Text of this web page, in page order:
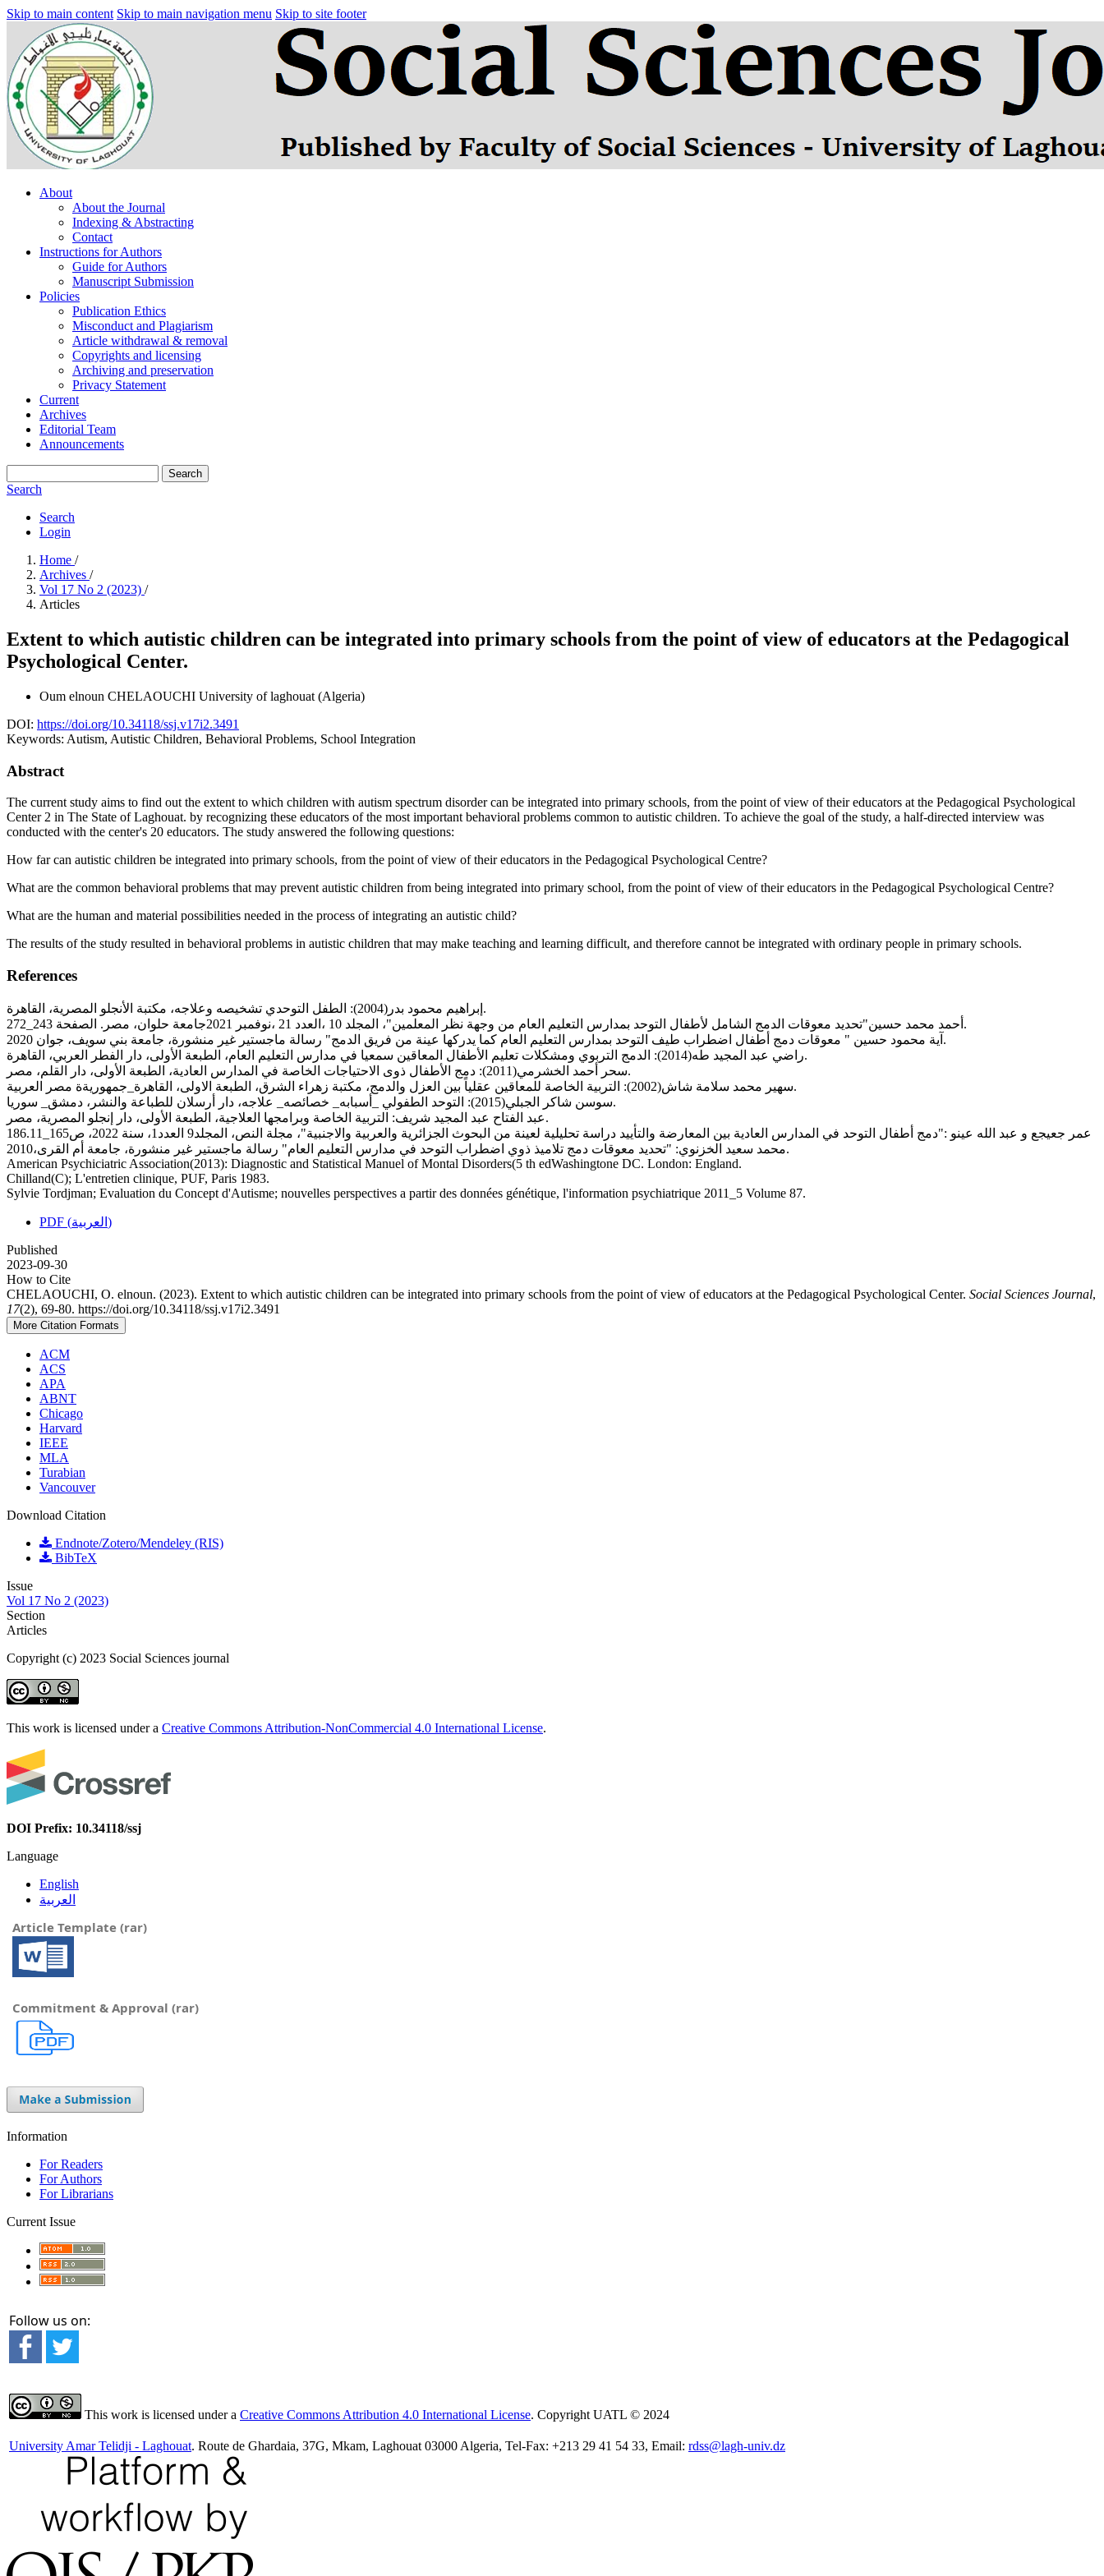
Skip to main content Skip to main navigation menu Skip to site footer
About
About the Journal
Indexing & Abstracting
Contact
Instructions for Authors
Guide for Authors
Manuscript Submission
Policies
Publication Ethics
Misconduct and Plagiarism
Article withdrawal & removal
Copyrights and licensing
Archiving and preservation
Privacy Statement
Current
Archives
Editorial Team
Announcements
Search
Search
Search
Login
Home /
Archives /
Vol 17 No 2 (2023) /
Articles
Extent to which autistic children can be integrated into primary schools from the point of view of educators at the Pedagogical
Psychological Center.
Oum elnoun CHELAOUCHI University of laghouat (Algeria)
DOI: https://doi.org/10.34118/ssj.v17i2.3491
Keywords: Autism, Autistic Children, Behavioral Problems, School Integration
Abstract
The current study aims to find out the extent to which children with autism spectrum disorder can be integrated into primary schools, from the point of view of their educators at the Pedagogical Psychological
Center 2 in The State of Laghouat. by recognizing these educators of the most important behavioral problems common to autistic children. To achieve the goal of the study, a half-directed interview was
conducted with the center's 20 educators. The study answered the following questions:
How far can autistic children be integrated into primary schools, from the point of view of their educators in the Pedagogical Psychological Centre?
What are the common behavioral problems that may prevent autistic children from being integrated into primary school, from the point of view of their educators in the Pedagogical Psychological Centre?
What are the human and material possibilities needed in the process of integrating an autistic child?
The results of the study resulted in behavioral problems in autistic children that may make teaching and learning difficult, and therefore cannot be integrated with ordinary people in primary schools.
References
إبراهيم محمود بدر(2004): الطفل التوحدي تشخيصه وعلاجه، مكتبة الأنجلو المصرية، القاهرة.
أحمد محمد حسين"تحديد معوقات الدمج الشامل لأطفال التوحد بمدارس التعليم العام من وجهة نظر المعلمين"، المجلد 10 ،العدد 21 ،نوفمبر 2021جامعة حلوان، مصر. الصفحة 243_272.
آية محمود حسين " معوقات دمج أطفال اضطراب طيف التوحد بمدارس التعليم العام كما يدركها عينة من فريق الدمج" رسالة ماجستير غير منشورة، جامعة بني سويف، جوان 2020.
راضي عبد المجيد طه(2014): الدمج التربوي ومشكلات تعليم الأطفال المعاقين سمعيا في مدارس التعليم العام، الطبعة الأولى، دار الفطر العربي، القاهرة.
سحر أحمد الخشرمي(2011): دمج الأطفال ذوى الاحتياجات الخاصة في المدارس العادية، الطبعة الأولى، دار القلم، مصر.
سهير محمد سلامة شاش(2002): التربية الخاصة للمعاقين عقلياً بين العزل والدمج، مكتبة زهراء الشرق، الطبعة الاولى، القاهرة_جمهوريةة مصر العربية.
سوسن شاكر الجبلي(2015): التوحد الطفولي _أسبابه_ خصائصه_ علاجه، دار أرسلان للطباعة والنشر، دمشق_ سوريا.
عبد الفتاح عبد المجيد شريف: التربية الخاصة وبرامجها العلاجية، الطبعة الأولى، دار إنجلو المصرية، مصر.
عمر جعيجع و عبد الله عينو :"دمج أطفال التوحد في المدارس العادية بين المعارضة والتأييد دراسة تحليلية لعينة من البحوث الجزائرية والعربية والاجنبية"، مجلة النص، المجلد9 العدد1، سنة 2022، ص165_186.11
محمد سعيد الخزنوي: "تحديد معوقات دمج تلاميذ ذوي اضطراب التوحد في مدارس التعليم العام" رسالة ماجستير غير منشورة، جامعة أم القرى،2010.
American Psychiciatric Association(2013): Diagnostic and Statistical Manuel of Montal Disorders(5 th edWashingtone DC. London: England.
Chilland(C); L'entretien clinique, PUF, Paris 1983.
Sylvie Tordjman; Evaluation du Concept d'Autisme; nouvelles perspectives a partir des données génétique, l'information psychiatrique 2011_5 Volume 87.
PDF (العربية)
Published
2023-09-30
How to Cite
CHELAOUCHI, O. elnoun. (2023). Extent to which autistic children can be integrated into primary schools from the point of view of educators at the Pedagogical Psychological Center. Social Sciences Journal,
17(2), 69-80. https://doi.org/10.34118/ssj.v17i2.3491
More Citation Formats
ACM
ACS
APA
ABNT
Chicago
Harvard
IEEE
MLA
Turabian
Vancouver
Download Citation
Endnote/Zotero/Mendeley (RIS)
BibTeX
Issue
Vol 17 No 2 (2023)
Section
Articles
Copyright (c) 2023 Social Sciences journal
This work is licensed under a Creative Commons Attribution-NonCommercial 4.0 International License.
DOI Prefix: 10.34118/ssj
Language
English
العربية
Article Template (rar)
Commitment & Approval (rar)
Information
For Readers
For Authors
For Librarians
Current Issue
Follow us on:
This work is licensed under a Creative Commons Attribution 4.0 International License. Copyright UATL © 2024
University Amar Telidji - Laghouat. Route de Ghardaia, 37G, Mkam, Laghouat 03000 Algeria, Tel-Fax: +213 29 41 54 33, Email: rdss@lagh-univ.dz